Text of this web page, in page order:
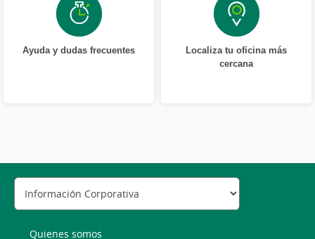
Ayuda y dudas frecuentes
Localiza tu oficina más
cercana
Quienes somos